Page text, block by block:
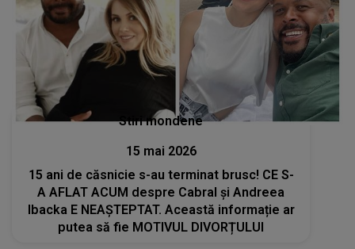
Stiri mondene
15 mai 2026
15 ani de căsnicie s-au terminat brusc! CE S-
A AFLAT ACUM despre Cabral și Andreea
Ibacka E NEAȘTEPTAT. Această informație ar
putea să fie MOTIVUL DIVORȚULUI